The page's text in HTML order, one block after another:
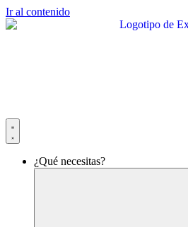
Ir al contenido
¿Qué necesitas?